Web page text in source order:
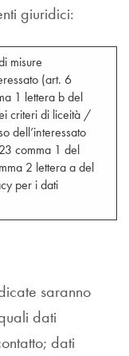
giuridici:
misure
(art. 6
1 lettera b del
criteri di liceità /
dell’interessato
comma 1 del
2 lettera a del
per i dati
saranno
dati
dati